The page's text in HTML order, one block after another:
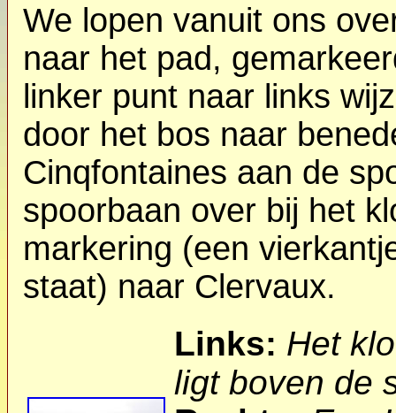
We lopen vanuit ons
naar het pad,
linker punt naar links
door het bos naar
Cinqfontaines aan de
spoorbaan over bij het
markering (een
staat) naar Clervaux.
Links: Het
ligt boven de